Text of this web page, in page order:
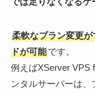
柔軟なプラン変更
ドが可能です。
例えばXServer VPS
ンタルサーバーは